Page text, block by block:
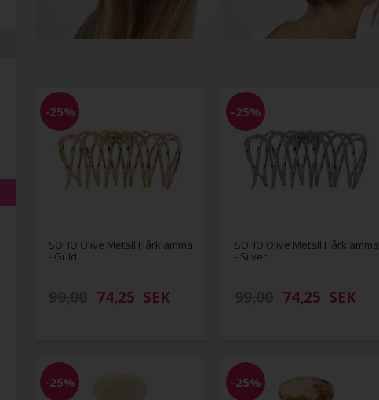
-25%
SOHO Olive Metall Hårklämma
- Guld
74,25 SEK
-25%
SOHO Olive Metall Hårklämma
- Silver
74,25 SEK
-25% -25%